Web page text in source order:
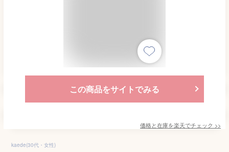
この商品をサイトでみる
価格と在庫を楽天でチェック >>
kaede(30代・女性)